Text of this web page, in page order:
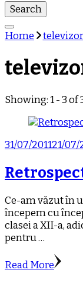
Home televizor
Showing: 1 - 3 of
31/07/201121/07/
Ce-am văzut în
începem cu
clasei a XII-a,
pentru …
Read More